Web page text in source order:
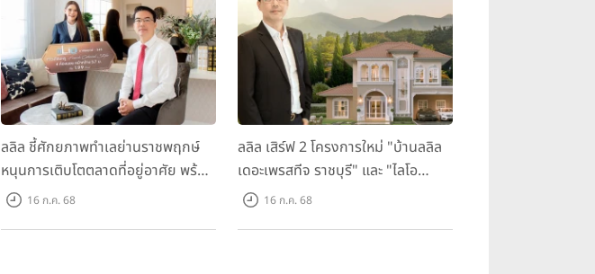
ลลิล ชี้ศักยภาพทำเลย่านราชพฤกษ์
หนุนการเติบโตตลาดที่อยู่อาศัย พร้อม
เปิดตัวโครงการใหม่ "ไลโอ
16 ก.ค. 68
ลลิล เสิร์ฟ 2 โครงการใหม่ "บ้านลลิล
เดอะเพรสทีจ ราชบุรี" และ "ไลโอ
ราชบุรี" บ้าน และทาวน์โฮมสไตล์
16 ก.ค. 68